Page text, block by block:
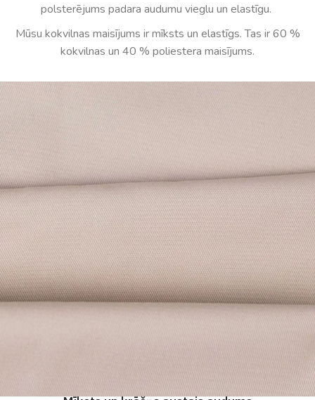
polsterējums padara audumu vieglu un elastīgu.
Mūsu kokvilnas maisījums ir mīksts un elastīgs. Tas ir 60 %
kokvilnas un 40 % poliestera maisījums.